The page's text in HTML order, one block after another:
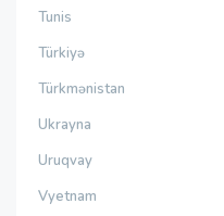
Tunis
Türkiyə
Türkmənistan
Ukrayna
Uruqvay
Vyetnam